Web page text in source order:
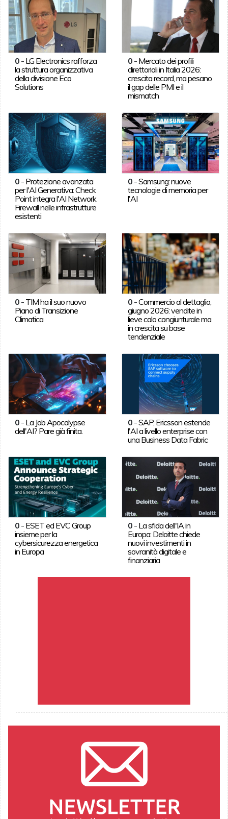
0- LG Electronics rafforza
la struttura organizzativa
della divisione Eco
Solutions
0 - Mercato dei profili
direttoriali in Italia 2026:
crescita record, ma pesano
il gap delle PMI e il
mismatch
0- Protezione avanzata
per l'AI Generativa: Check
Point integra l'AI Network
Firewall nelle infrastrutture
esistenti
0 -Samsung: nuove
tecnologie di memoria per
l'AI
0- TIM ha il suo nuovo
Piano di Transizione
Climatica
0 -Commercio al dettaglio,
giugno 2026: vendite in
lieve calo congiunturale ma
in crescita su base
tendenziale
0- La Job Apocalypse
dell'AI? Pare già finita.
0 -SAP, Ericsson estende
l'AI a livello enterprise con
una Business Data Fabric
0- ESET ed EVC Group
insieme per la
cybersicurezza energetica
in Europa
0 - La sfida dell'IA in
Europa: Deloitte chiede
nuovi investimenti in
sovranità digitale e
finanziaria